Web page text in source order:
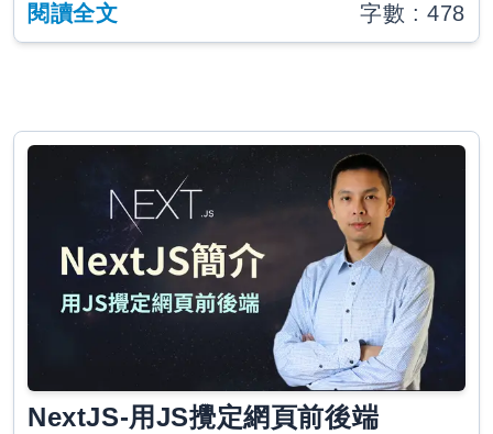
閱讀全文 字數 :478
NextJS-用JS攪定網頁前後端